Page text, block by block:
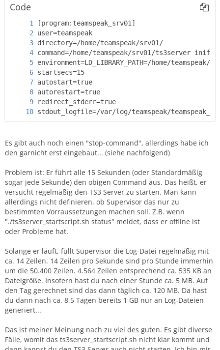
Code
stdout_logfile=/var/log/teamspeak/
Es gibt auch noch einen "stop-command", allerdings habe ich
den garnicht erst eingebaut... (siehe nachfolgend)
Problem ist: Er führt alle 15 Sekunden (oder Standardmäßig
sogar jede Sekunde) den obigen Command aus. Das heißt, er
versucht regelmäßig den TS3 Server zu starten. Man kann
allerdings nicht definieren, ob Supervisor das nur zu
bestimmten Vorraussetzungen machen soll. Z.B. wenn
"./ts3server_startscript.sh status" meldet, dass er offline ist
oder Probleme hat.
Solange er läuft, füllt Supervisor die Log-Datei regelmäßig mit
ca. 14 Zeilen. 14 Zeilen pro Sekunde sind pro Stunde immerhin
um die 50.400 Zeilen. 4.564 Zeilen entsprechend ca. 535 KB an
Dateigröße. Insofern hast du nach einer Stunde ca. 5 MB. Auf
den Tag gerechnet sind das dann täglich ca. 120 MB. Da hast
du dann nach ca. 8,5 Tagen bereits 1 GB nur an Log-Dateien
generiert...
Das ist meiner Meinung nach zu viel des guten. Es gibt diverse
Fälle, womit das ts3server_startscript.sh nicht klar kommt und